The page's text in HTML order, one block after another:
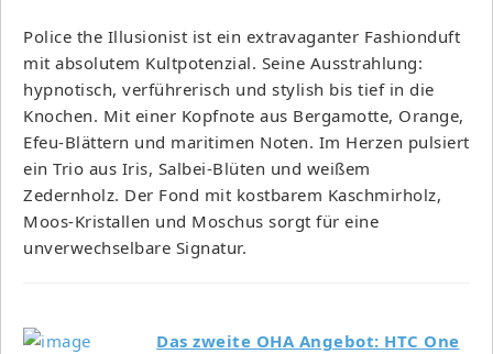
Police the Illusionist ist ein extravaganter Fashionduft
mit absolutem Kultpotenzial. Seine Ausstrahlung:
hypnotisch, verführerisch und stylish bis tief in die
Knochen. Mit einer Kopfnote aus Bergamotte, Orange,
Efeu-Blättern und maritimen Noten. Im Herzen pulsiert
ein Trio aus Iris, Salbei-Blüten und weißem
Zedernholz. Der Fond mit kostbarem Kaschmirholz,
Moos-Kristallen und Moschus sorgt für eine
unverwechselbare Signatur.
Das zweite OHA Angebot: HTC One